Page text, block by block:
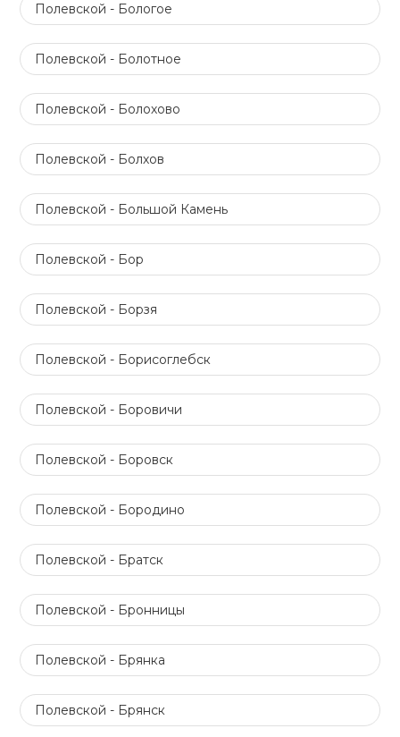
Полевской - Бологое
Полевской - Болотное
Полевской - Болохово
Полевской - Болхов
Полевской - Большой Камень
Полевской - Бор
Полевской - Борзя
Полевской - Борисоглебск
Полевской - Боровичи
Полевской - Боровск
Полевской - Бородино
Полевской - Братск
Полевской - Бронницы
Полевской - Брянка
Полевской - Брянск